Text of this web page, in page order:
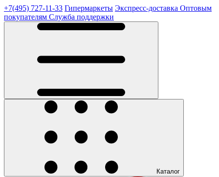
+7(495) 727-11-33 Гипермаркеты Экспресс-доставка Оптовым
покупателям Служба поддержки
Каталог